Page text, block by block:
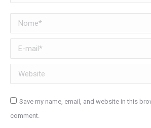
Nome *
E-mail *
Website
Save my name, email, and website in this
comment.